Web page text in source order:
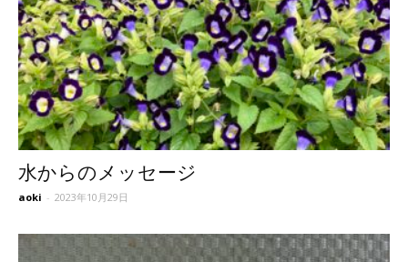
水からのメッセージ
aoki - 2023年10月29日